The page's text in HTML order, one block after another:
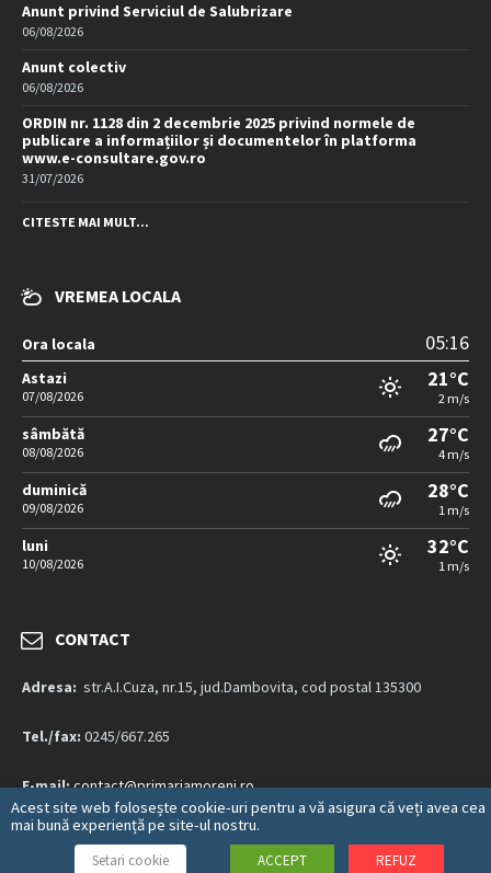
Anunt privind Serviciul de Salubrizare
06/08/2026
Anunt colectiv
06/08/2026
ORDIN nr. 1128 din 2 decembrie 2025 privind normele de
publicare a informațiilor și documentelor în platforma
www.e-consultare.gov.ro
31/07/2026
CITESTE MAI MULT...
VREMEA LOCALA
Ora locala 05:16
Astazi
07/08/2026
21°C
2 m/s
sâmbătă
08/08/2026
27°C
4 m/s
duminică
09/08/2026
28°C
1 m/s
luni
10/08/2026
32°C
1 m/s
CONTACT
Adresa: str.A.I.Cuza, nr.15, jud.Dambovita, cod postal 135300
Tel./fax: 0245/667.265
E-mail:contact@primariamoreni.ro
Mai multe detalii…
Acest site web folosește cookie-uri pentru a vă asigura că veți avea cea
mai bună experiență pe site-ul nostru.
Setari cookie ACCEPT REFUZ